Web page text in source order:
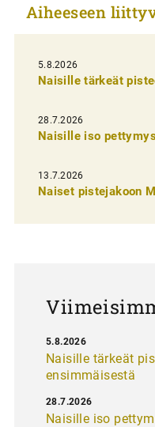
k
e
l
i
e
n
e
Aiheeseen
5.8.2026
Naisille tärkeät
28.7.2026
Naisille iso
13.7.2026
Naiset pistejakoon
Naisille tärkeät
ensimmäisestä
5.8.2026
Naisille iso
28.7.2026